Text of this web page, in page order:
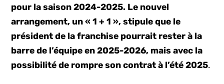
pour la saison 2024-2025. Le nouvel
arrangement, un « 1 + 1 », stipule que le
président de la franchise pourrait rester à la
barre de l’équipe en 2025-2026, mais avec la
possibilité de rompre son contrat à l’été 2025.